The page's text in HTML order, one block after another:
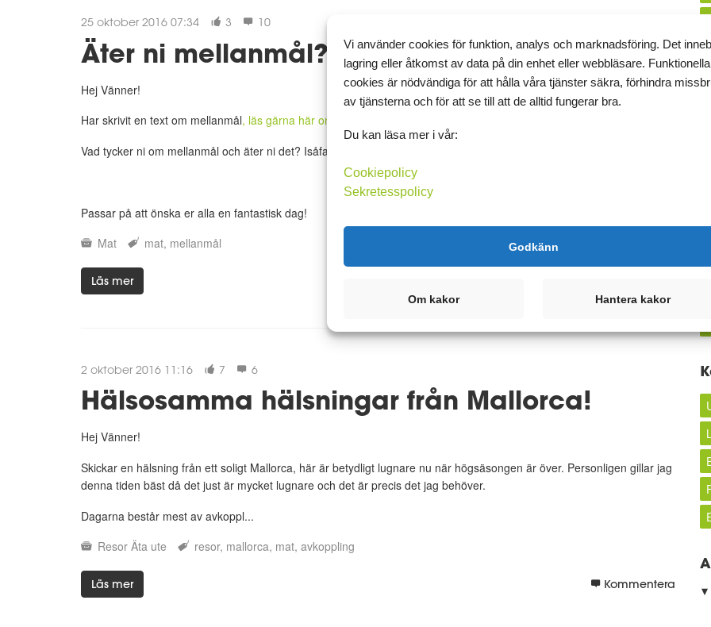
25 oktober 2016 07:34 3 10
Äter ni mellanmål?
Hej Vänner!
Har skrivit en text om mellanmål, läs gärna här om ni har lust.
Vad tycker ni om mellanmål och äter ni det? Isåfall vad?
Passar på att önska er alla en fantastisk dag!
Mat
mat mellanmål
Läs mer
2 oktober 2016 11:16 7 6
Hälsosamma hälsningar från Mallorca!
Hej Vänner!
Skickar en hälsning från ett soligt Mallorca, här är betydligt lugnare nu när högsäsongen är över. Personligen gillar jag
denna tiden bäst då det just är mycket lugnare och det är precis det jag behöver.
Dagarna består mest av avkoppl...
Resor Äta ute resor mallorca mat avkoppling
Läs mer Kommentera
►
Vi använder cookies för funktion, analys och marknadsföring. Det
lagring eller åtkomst av data på din enhet eller webbläsare. Funktionella
cookies är nödvändiga för att hålla våra tjänster säkra, förhindra
av tjänsterna och för att se till att de alltid fungerar bra.
Du kan läsa mer i vår:
Cookiepolicy
Sekretesspolicy
Godkänn
Om kakor Hantera kakor